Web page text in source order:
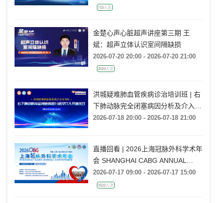
715人次
金楚心声心脏超声讲座第三期 王
斌：超声立体认识室间隔缺损
2026-07-20 20:00 - 2026-07-20 21:00
2520人次
洪城疑难肺血管疾病诊治培训班 | 右
下肺动脉完全闭塞病因分析及介入开
通技巧
2026-07-18 20:00 - 2026-07-18 21:00
直播回看 | 2026上海冠脉外科学术年
会 SHANGHAI CABG ANNUAL
CONFERENCE
2026-07-17 09:00 - 2026-07-17 15:00
3522人次